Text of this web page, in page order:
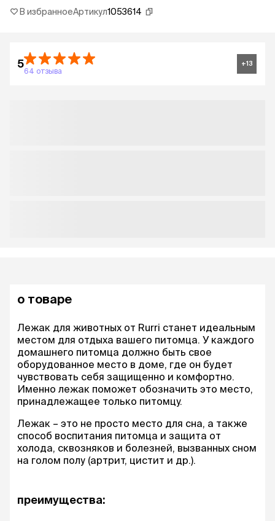
В избранноеАртикул1053614
5
64 отзыва
+13
о товаре
Лежак для животных от Rurri станет идеальным
местом для отдыха вашего питомца. У каждого
домашнего питомца должно быть свое
оборудованное место в доме, где он будет
чувствовать себя защищенно и комфортно.
Именно лежак поможет обозначить это место,
принадлежащее только питомцу.
Лежак – это не просто место для сна, а также
способ воспитания питомца и защита от
холода, сквозняков и болезней, вызванных сном
на голом полу (артрит, цистит и др.).
преимущества: